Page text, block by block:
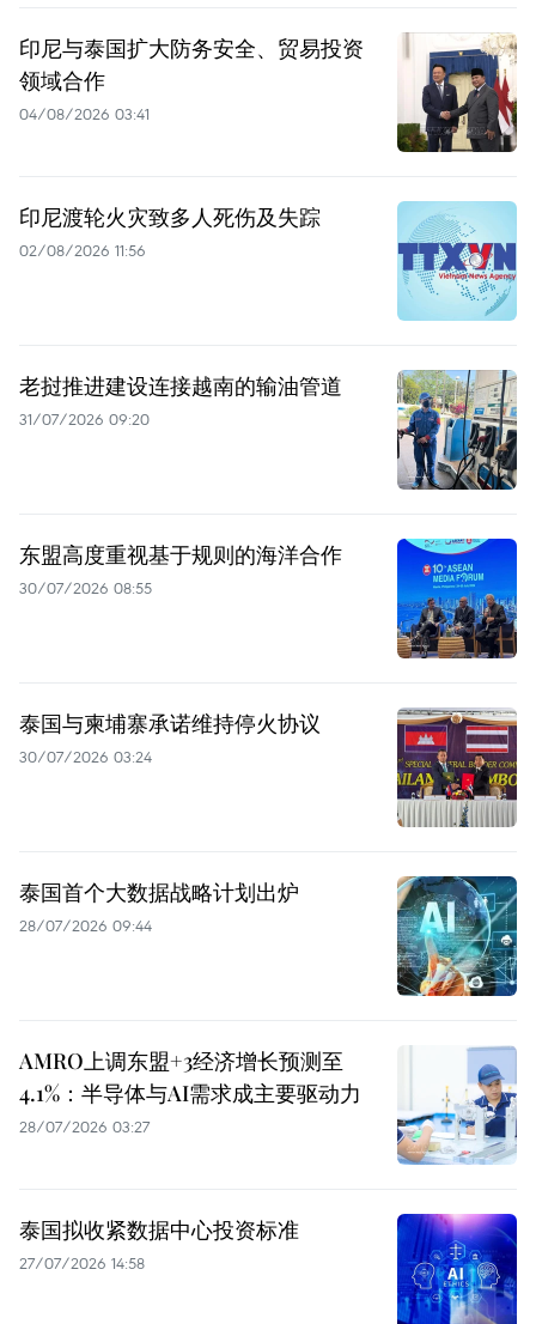
印尼与泰国扩大防务安全、贸易投资
领域合作
04/08/2026 03:41
印尼渡轮火灾致多人死伤及失踪
02/08/2026 11:56
老挝推进建设连接越南的输油管道
31/07/2026 09:20
东盟高度重视基于规则的海洋合作
30/07/2026 08:55
泰国与柬埔寨承诺维持停火协议
30/07/2026 03:24
泰国首个大数据战略计划出炉
28/07/2026 09:44
AMRO上调东盟+3经济增长预测至
4.1%：半导体与AI需求成主要驱动力
28/07/2026 03:27
泰国拟收紧数据中心投资标准
27/07/2026 14:58